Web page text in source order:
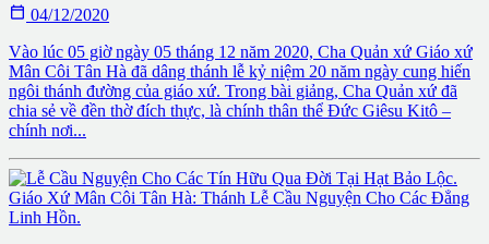
 04/12/2020
Vào lúc 05 giờ ngày 05 tháng 12 năm 2020, Cha Quản xứ Giáo xứ
Mân Côi Tân Hà đã dâng thánh lễ kỷ niệm 20 năm ngày cung hiến
ngôi thánh đường của giáo xứ. Trong bài giảng, Cha Quản xứ đã
chia sẻ về đền thờ đích thực, là chính thân thể Đức Giêsu Kitô –
chính nơi...